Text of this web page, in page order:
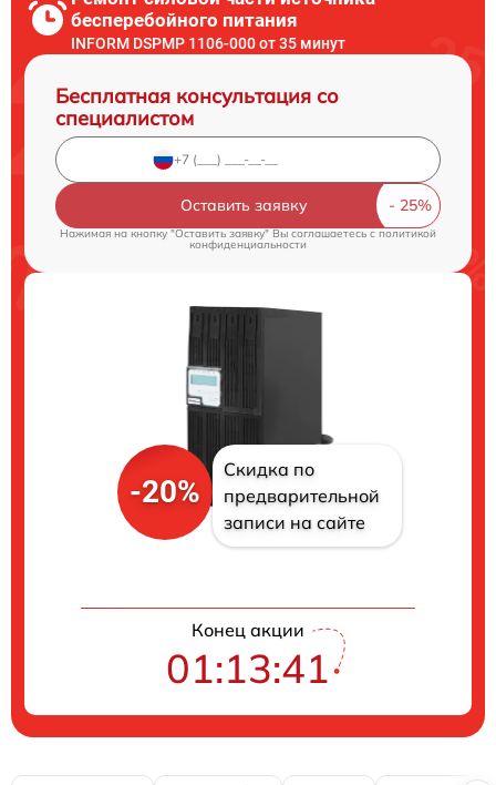
бесперебойного питания
INFORM DSPMP 1106-000 от 35 минут
Бесплатная консультация со
специалистом
Оставить заявку
Нажимая на кнопку "Оставить заявку" Вы соглашаетесь cполитикой
конфиденциальности
-20%
Скидка по
предварительной
записи на сайте
Конец акции
01:13:40